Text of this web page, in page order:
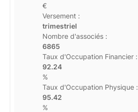
€
Versement :
trimestriel
Nombre d'associés :
6865
Taux d'Occupation Financier :
92.24
%
Taux d'Occupation Physique :
95.42
%